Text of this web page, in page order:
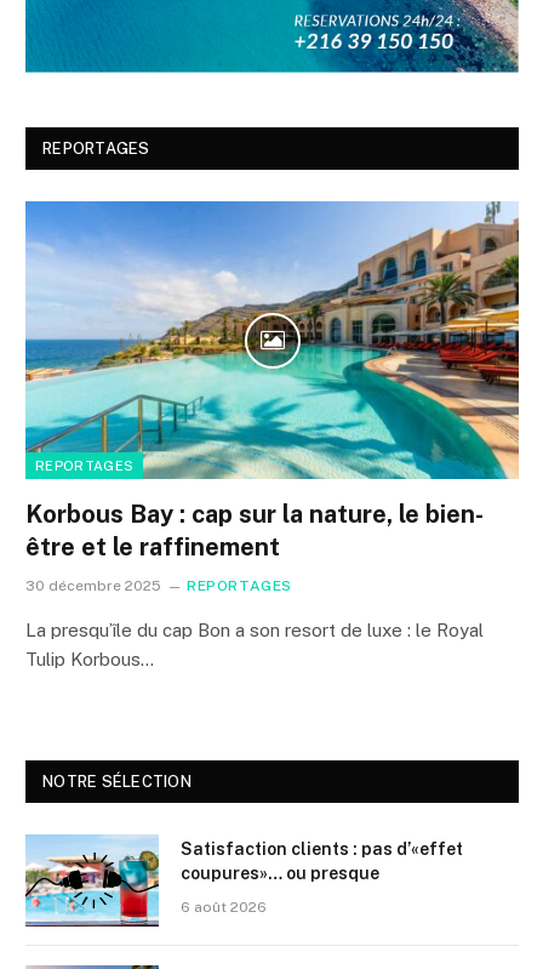
REPORTAGES
REPORTAGES
Korbous Bay : cap sur la nature, le bien-
être et le raffinement
30 décembre 2025 REPORTAGES
La presqu’île du cap Bon a son resort de luxe : le Royal
Tulip Korbous…
NOTRE SÉLECTION
Satisfaction clients : pas d’«effet
coupures»… ou presque
6 août 2026